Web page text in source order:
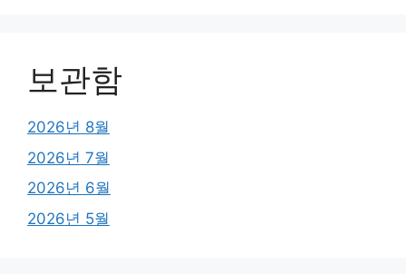
보관함
2026년 8월
2026년 7월
2026년 6월
2026년 5월